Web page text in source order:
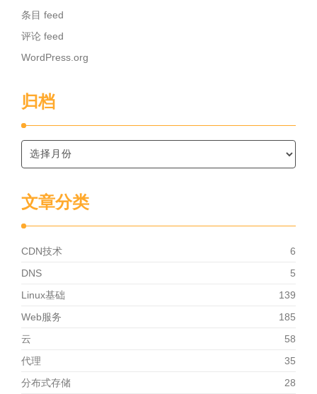
条目 feed
评论 feed
WordPress.org
归档
文章分类
CDN技术
6
DNS
5
Linux基础
139
Web服务
185
云
58
代理
35
分布式存储
28